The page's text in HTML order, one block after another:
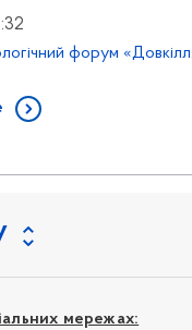
форум
мережах: